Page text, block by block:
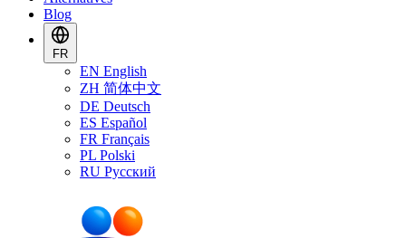
Blog
FR
EN English
ZH 简体中文
DE Deutsch
ES Español
FR Français
PL Polski
RU Русский